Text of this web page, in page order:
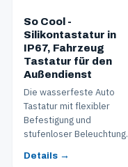
So Cool -
Silikontastatur in
IP67, Fahrzeug
Tastatur für den
Außendienst
Die wasserfeste Auto
Tastatur mit flexibler
Befestigung und
stufenloser Beleuchtung.
Details →